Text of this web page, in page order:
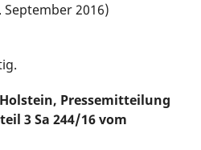
2016)
Pressemitteilung
3 Sa 244/16 vom